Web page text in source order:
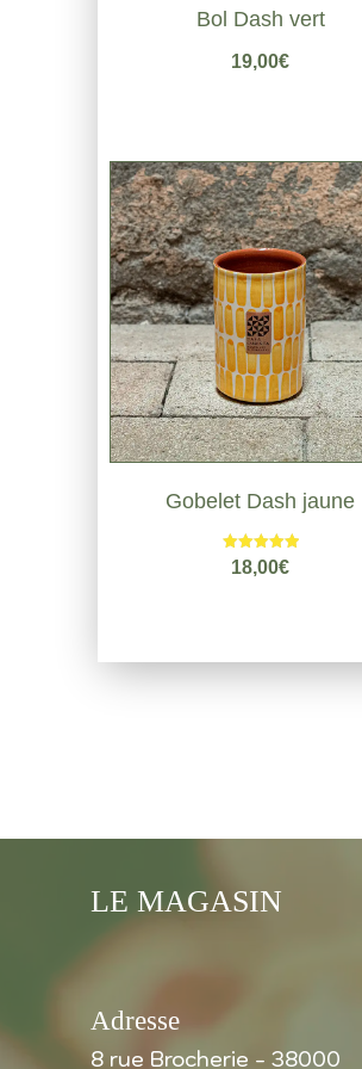
Bol Dash vert
19,00€
Gobelet Dash jaune
Note
5.00
18,00€
LE MAGASIN
Adresse
8 rue Brocherie - 38000